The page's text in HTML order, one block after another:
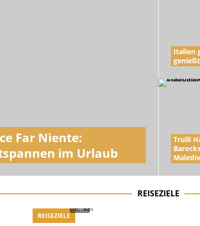
Far Niente:
im Urlaub
Italien
Trulli
REISEZIELE
REISEZIELE